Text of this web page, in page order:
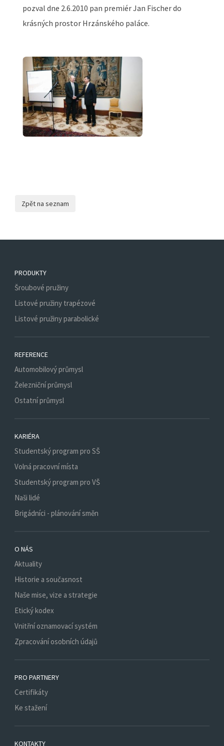
pozval dne 2.6.2010 pan premiér Jan Fischer do
krásných prostor Hrzánského paláce.
PRODUKTY
Šroubové pružiny
Listové pružiny trapézové
Listové pružiny parabolické
REFERENCE
Automobilový průmysl
Železniční průmysl
Ostatní průmysl
KARIÉRA
Studentský program pro SŠ
Volná pracovní místa
Studentský program pro VŠ
Naši lidé
Brigádníci - plánování směn
O NÁS
Aktuality
Historie a současnost
Naše mise, vize a strategie
Etický kodex
Vnitřní oznamovací systém
Zpracování osobních údajů
PRO PARTNERY
Certifikáty
Ke stažení
KONTAKTY